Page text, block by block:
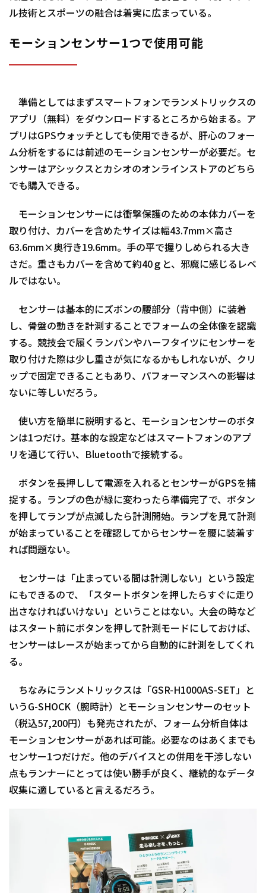
ル技術とスポーツの融合は着実に広まっている。
モーションセンサー1つで使用可能
準備としてはまずスマートフォンでランメトリックスの
アプリ（無料）をダウンロードするところから始まる。ア
プリはGPSウォッチとしても使用できるが、肝心のフォー
ム分析をするには前述のモーションセンサーが必要だ。セ
ンサーはアシックスとカシオのオンラインストアのどちら
でも購入できる。
モーションセンサーには衝撃保護のための本体カバーを
取り付け、カバーを含めたサイズは幅43.7mm×高さ
63.6mm×奥行き19.6mm。手の平で握りしめられる大き
さだ。重さもカバーを含めて約40ｇと、邪魔に感じるレベ
ルではない。
センサーは基本的にズボンの腰部分（背中側）に装着
し、骨盤の動きを計測することでフォームの全体像を認識
する。競技会で履くランパンやハーフタイツにセンサーを
取り付けた際は少し重さが気になるかもしれないが、クリ
ップで固定できることもあり、パフォーマンスへの影響は
ないに等しいだろう。
使い方を簡単に説明すると、モーションセンサーのボタ
ンは1つだけ。基本的な設定などはスマートフォンのアプ
リを通じて行い、Bluetoothで接続する。
ボタンを長押しして電源を入れるとセンサーがGPSを捕
捉する。ランプの色が緑に変わったら準備完了で、ボタン
を押してランプが点滅したら計測開始。ランプを見て計測
が始まっていることを確認してからセンサーを腰に装着す
れば問題ない。
センサーは「止まっている間は計測しない」という設定
にもできるので、「スタートボタンを押したらすぐに走り
出さなければいけない」ということはない。大会の時など
はスタート前にボタンを押して計測モードにしておけば、
センサーはレースが始まってから自動的に計測をしてくれ
る。
ちなみにランメトリックスは「GSR-H1000AS-SET」と
いうG-SHOCK（腕時計）とモーションセンサーのセット
（税込57,200円）も発売されたが、フォーム分析自体は
モーションセンサーがあれば可能。必要なのはあくまでも
センサー1つだけだ。他のデバイスとの併用を干渉しない
点もランナーにとっては使い勝手が良く、継続的なデータ
収集に適していると言えるだろう。